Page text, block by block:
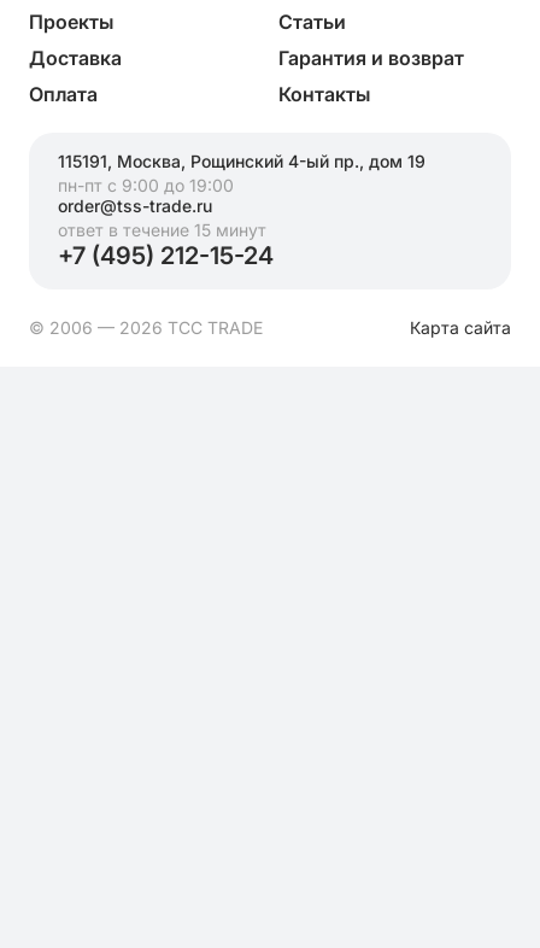
Проекты
Статьи
Доставка
Гарантия и возврат
Оплата
Контакты
115191, Москва, Рощинский 4-ый пр., дом 19
пн-пт с 9:00 до 19:00
order@tss-trade.ru
ответ в течение 15 минут
+7 (495) 212-15-24
© 2006 — 2026 ТСС TRADE Карта сайта